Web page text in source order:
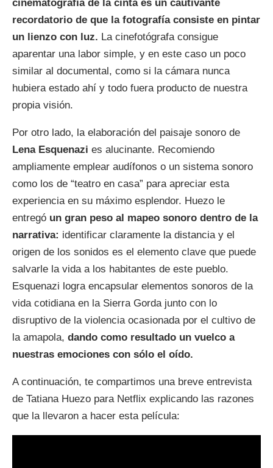
cinematografía de la cinta es un cautivante
recordatorio de que la fotografía consiste en pintar
un lienzo con luz. La cinefotógrafa consigue
aparentar una labor simple, y en este caso un poco
similar al documental, como si la cámara nunca
hubiera estado ahí y todo fuera producto de nuestra
propia visión.
Por otro lado, la elaboración del paisaje sonoro de
Lena Esquenazi es alucinante. Recomiendo
ampliamente emplear audífonos o un sistema sonoro
como los de “teatro en casa” para apreciar esta
experiencia en su máximo esplendor. Huezo le
entregó un gran peso al mapeo sonoro dentro de la
narrativa: identificar claramente la distancia y el
origen de los sonidos es el elemento clave que puede
salvarle la vida a los habitantes de este pueblo.
Esquenazi logra encapsular elementos sonoros de la
vida cotidiana en la Sierra Gorda junto con lo
disruptivo de la violencia ocasionada por el cultivo de
la amapola, dando como resultado un vuelco a
nuestras emociones con sólo el oído.
A continuación, te compartimos una breve entrevista
de Tatiana Huezo para Netflix explicando las razones
que la llevaron a hacer esta película: